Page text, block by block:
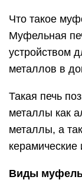
Что такое
Муфельная
устройством
металлов в
Такая печь
металлы как
металлы, а
керамические
Виды